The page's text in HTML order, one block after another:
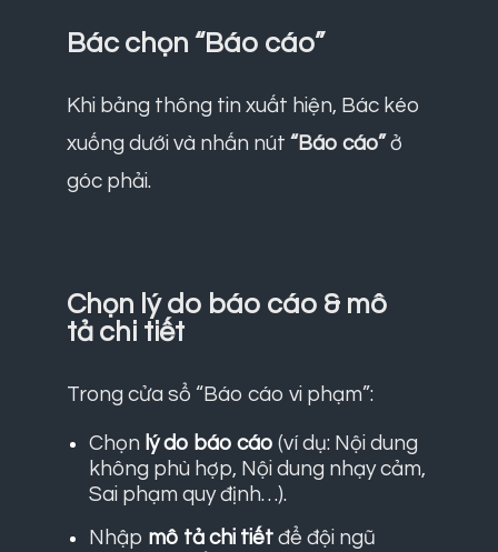
Bác chọn “Báo cáo”
Khi bảng thông tin xuất hiện, Bác kéo
xuống dưới và nhấn nút “Báo cáo” ở
góc phải.
Chọn lý do báo cáo & mô
tả chi tiết
Trong cửa sổ “Báo cáo vi phạm”:
Chọn lý do báo cáo (ví dụ: Nội dung
không phù hợp, Nội dung nhạy cảm,
Sai phạm quy định…).
Nhập mô tả chi tiết để đội ngũ